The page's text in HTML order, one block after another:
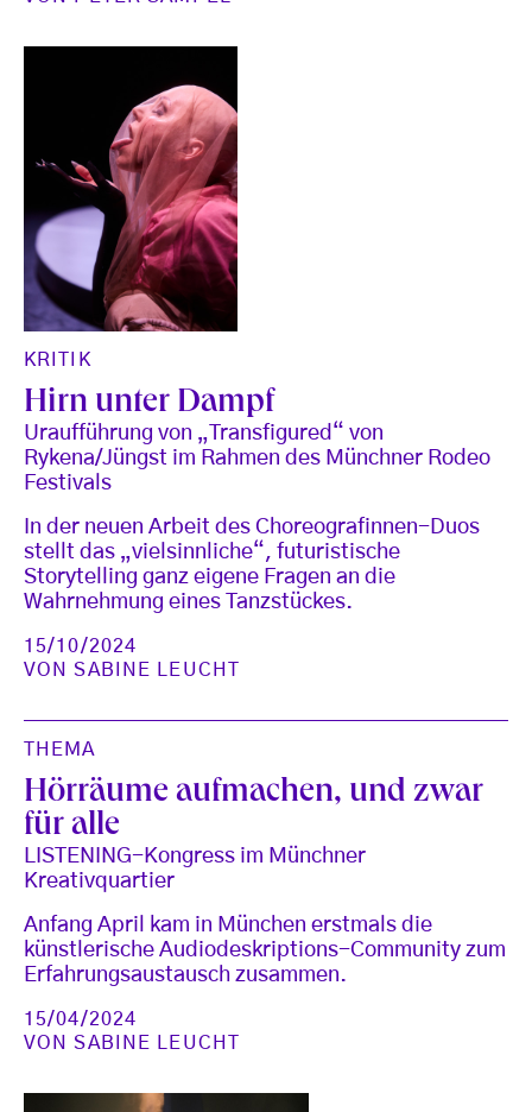
KRITIK
Hirn unter Dampf
Uraufführung von „Transfigured“ von
Rykena/Jüngst im Rahmen des Münchner Rodeo
Festivals
In der neuen Arbeit des Choreografinnen-Duos
stellt das „vielsinnliche“, futuristische
Storytelling ganz eigene Fragen an die
Wahrnehmung eines Tanzstückes.
15/10/2024
VONSABINE LEUCHT
THEMA
Hörräume aufmachen, und zwar
für alle
LISTENING-Kongress im Münchner
Kreativquartier
Anfang April kam in München erstmals die
künstlerische Audiodeskriptions-Community zum
Erfahrungsaustausch zusammen.
15/04/2024
VONSABINE LEUCHT